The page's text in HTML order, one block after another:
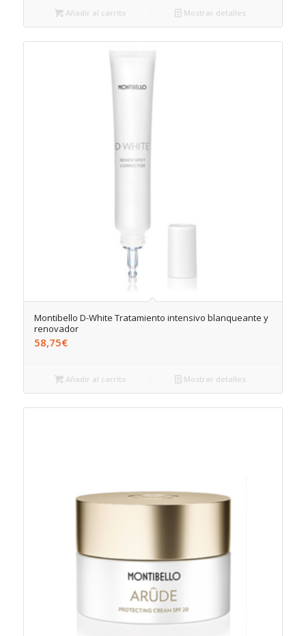
Añadir al carrito Mostrar detalles
Montibello D-White Tratamiento intensivo blanqueante y
renovador
58,75€
Añadir al carrito Mostrar detalles